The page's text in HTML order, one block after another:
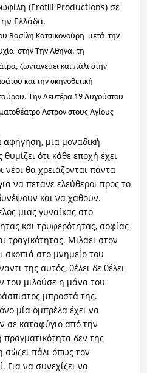
(Erofili Productions) σε
Ελλάδα.
Βασίλη Κατσικονούρη μετά την
στην Την Αθήνα, τη
ζωντανεύει και πάλι στην
και την σκηνοθετική
Την Δευτέρα 19 Αυγούστου
Άστρον στους Αγίους
αφήγηση, μια μοναδική
ότι κάθε εποχή έχει
νέοι θα χρειάζονται πάντα
να πετάνε ελεύθεροι προς το
και να χαθούν.
μιας γυναίκας στο
και τρυφερότητας, σοφίας
τραγικότητας. Μιλάει στον
σκοπιά στο μνημείο του
της αυτός, θέλει δε θέλει
του μιλούσε η μάνα του
μπροστά της.
μία ομπρέλα έχει να
σε καταφύγιο από την
δεν της
σώζει πάλι όπως τον
Για να συνεχίζει να